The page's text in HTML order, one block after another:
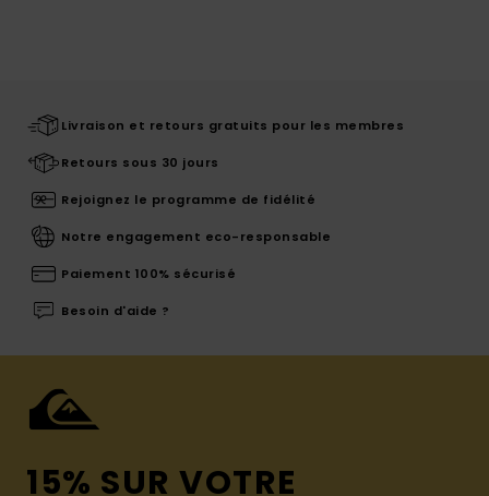
Livraison et retours gratuits pour les membres
Retours sous 30 jours
Rejoignez le programme de fidélité
Notre engagement eco-responsable
Paiement 100% sécurisé
Besoin d'aide ?
15% SUR VOTRE